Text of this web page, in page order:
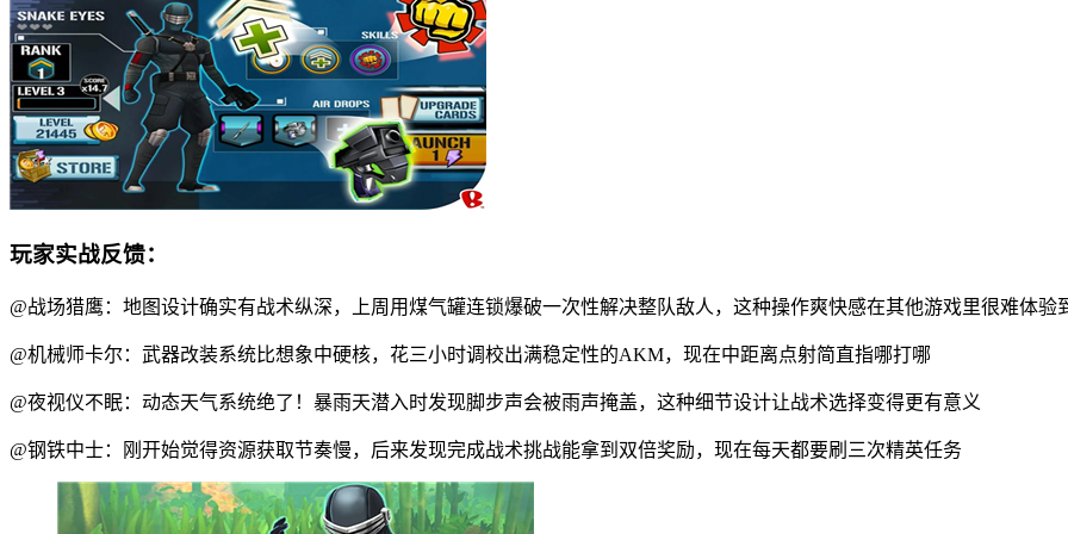
玩家实战反馈：
@战场猎鹰：地图设计确实有战术纵深，上周用煤气罐连锁爆破一次性解决整队敌人，这种操作爽快感在其他游戏里很难体验
@机械师卡尔：武器改装系统比想象中硬核，花三小时调校出满稳定性的AKM，现在中距离点射简直指哪打哪
@夜视仪不眠：动态天气系统绝了！暴雨天潜入时发现脚步声会被雨声掩盖，这种细节设计让战术选择变得更有意义
@钢铁中士：刚开始觉得资源获取节奏慢，后来发现完成战术挑战能拿到双倍奖励，现在每天都要刷三次精英任务